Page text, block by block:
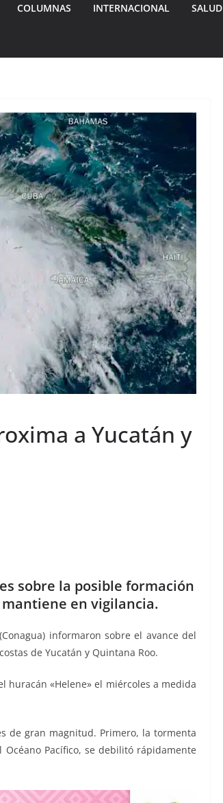
COLUMNAS INTERNACIONAL SALUD
a Yucatán y
sobre la posible formación
mantiene en vigilancia.
informaron sobre el avance del
de Yucatán y Quintana Roo.
huracán «Helene» el miércoles a medida
de gran magnitud. Primero, la tormenta
Pacífico, se debilitó rápidamente